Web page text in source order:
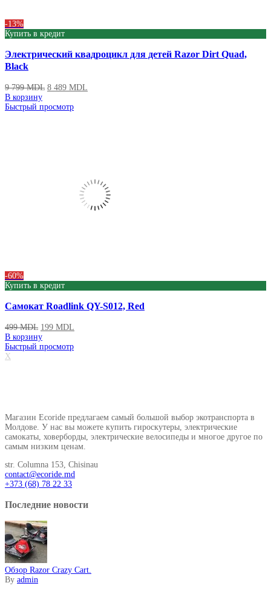
-13%
Купить в кредит
Электрический квадроцикл для детей Razor Dirt Quad,
Black
9 799MDL 8 489 MDL
В корзину
Быстрый просмотр
-60%
Купить в кредит
Самокат Roadlink QY-S012, Red
499MDL 199 MDL
В корзину
Быстрый просмотр
X
Магазин Ecoride предлагаем самый большой выбор экотранспорта в
Молдове. У нас вы можете купить гироскутеры, электрические
самокаты, ховерборды, электрические велосипеды и многое другое по
самым низким ценам.
str. Columna 153, Chisinau
contact@ecoride.md
+373 (68) 78 22 33
Последние новости
Обзор Razor Crazy Cart.
By admin